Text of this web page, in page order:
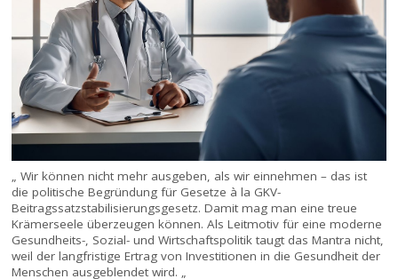
„ Wir können nicht mehr ausgeben, als wir einnehmen – das ist
die politische Begründung für Gesetze à la GKV-
Beitragssatzstabilisierungsgesetz. Damit mag man eine treue
Krämerseele überzeugen können. Als Leitmotiv für eine moderne
Gesundheits-, Sozial- und Wirtschaftspolitik taugt das Mantra nicht,
weil der langfristige Ertrag von Investitionen in die Gesundheit der
Menschen ausgeblendet wird. „